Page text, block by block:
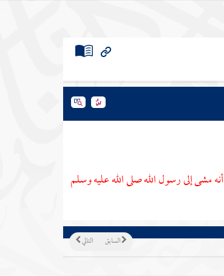
أنه مشى إلى رسول الله صلى الله عليه وسلم
التالي السابق